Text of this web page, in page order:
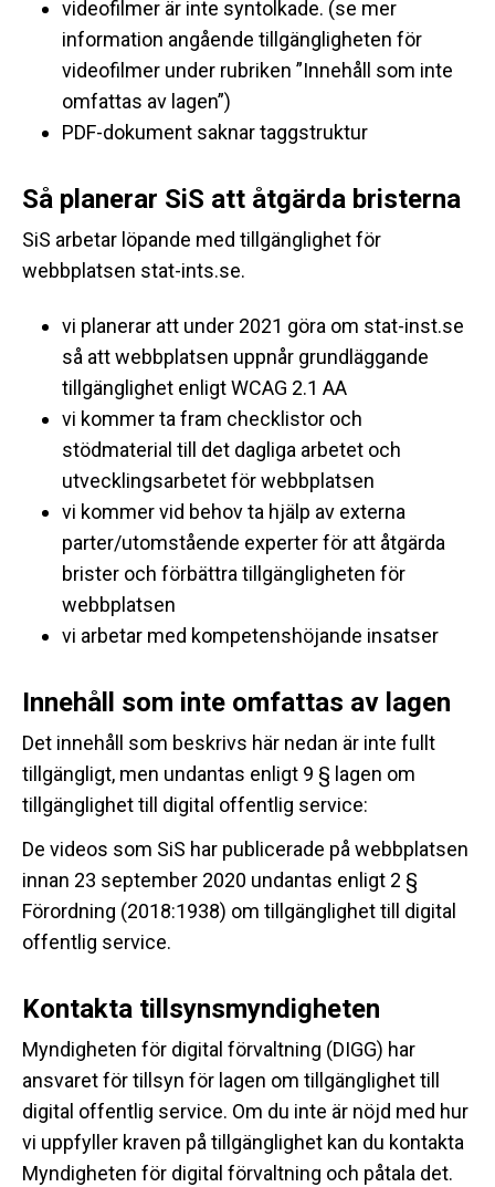
videofilmer är inte syntolkade. (se mer
information angående tillgängligheten för
videofilmer under rubriken ”Innehåll som inte
omfattas av lagen”)
PDF-dokument saknar taggstruktur
Så planerar SiS att åtgärda bristerna
SiS arbetar löpande med tillgänglighet för
webbplatsen stat-ints.se.
vi planerar att under 2021 göra om stat-inst.se
så att webbplatsen uppnår grundläggande
tillgänglighet enligt WCAG 2.1 AA
vi kommer ta fram checklistor och
stödmaterial till det dagliga arbetet och
utvecklingsarbetet för webbplatsen
vi kommer vid behov ta hjälp av externa
parter/utomstående experter för att åtgärda
brister och förbättra tillgängligheten för
webbplatsen
vi arbetar med kompetenshöjande insatser
Innehåll som inte omfattas av lagen
Det innehåll som beskrivs här nedan är inte fullt
tillgängligt, men undantas enligt 9 § lagen om
tillgänglighet till digital offentlig service:
De videos som SiS har publicerade på webbplatsen
innan 23 september 2020 undantas enligt 2 §
Förordning (2018:1938) om tillgänglighet till digital
offentlig service.
Kontakta tillsynsmyndigheten
Myndigheten för digital förvaltning (DIGG) har
ansvaret för tillsyn för lagen om tillgänglighet till
digital offentlig service. Om du inte är nöjd med hur
vi uppfyller kraven på tillgänglighet kan du kontakta
Myndigheten för digital förvaltning och påtala det.